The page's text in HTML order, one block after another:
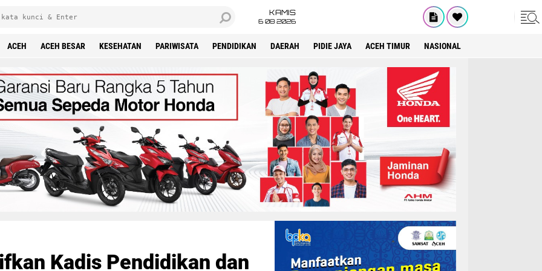
KAMIS
6 08 2026
ACEH ACEH BESAR KESEHATAN PARIWISATA PENDIDIKAN DAERAH PIDIE JAYA ACEH TIMUR NASIONAL
Kadis Pendidikan dan